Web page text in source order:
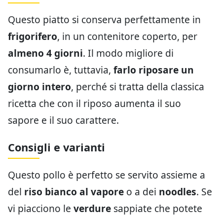
Questo piatto si conserva perfettamente in
frigorifero, in un contenitore coperto, per
almeno 4 giorni. Il modo migliore di
consumarlo è, tuttavia, farlo riposare un
giorno intero, perché si tratta della classica
ricetta che con il riposo aumenta il suo
sapore e il suo carattere.
Consigli e varianti
Questo pollo è perfetto se servito assieme a
del riso bianco al vapore o a dei noodles. Se
vi piacciono le verdure sappiate che potete